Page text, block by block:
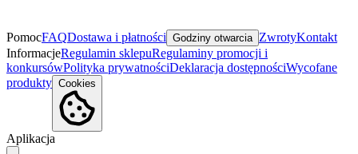
PomocFAQDostawa i płatności Godziny otwarcia ZwrotyKontakt
InformacjeRegulamin sklepuRegulaminy promocji i
konkursówPolityka prywatnościDeklaracja dostępnościWycofane
produkty Cookies
Aplikacja